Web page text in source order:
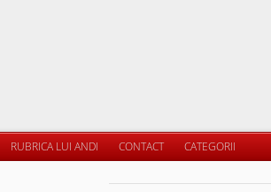
RUBRICA LUI ANDI CONTACT CATEGORII